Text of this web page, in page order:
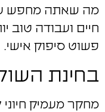
מה שאתה מחפש
חיים ועבודה טוב
פשוט סיפוק אישי.
בחינת
מחקר מעמיק